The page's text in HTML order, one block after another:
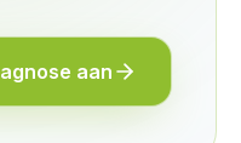
aan